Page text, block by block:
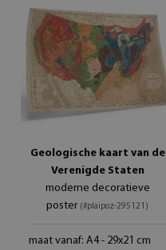
Geologische kaart van de
Verenigde Staten
moderne decoratieve
poster (#plaipoz-295121)
maat vanaf: A4 - 29x21 cm